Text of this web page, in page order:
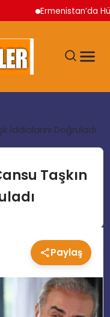
Ermenistan’da
İddialarını Doğruladı
Taşkın
Paylaş